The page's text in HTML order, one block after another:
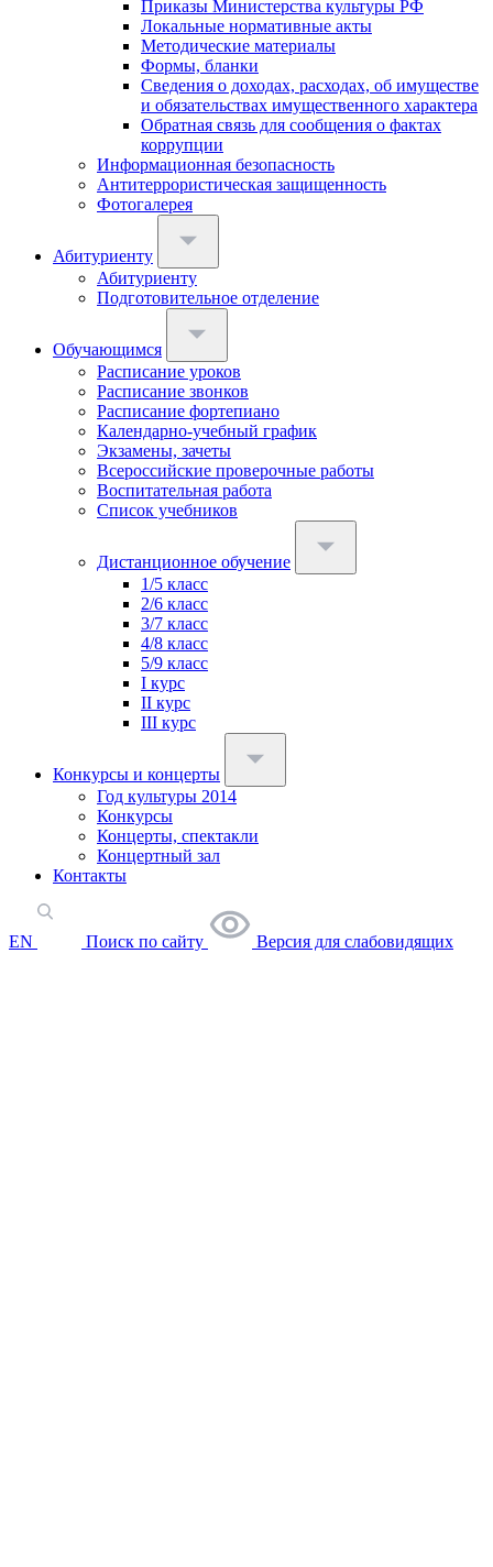
Приказы Министерства культуры РФ
Локальные нормативные акты
Методические материалы
Формы, бланки
Сведения о доходах, расходах, об имуществе
и обязательствах имущественного характера
Обратная связь для сообщения о фактах
коррупции
Информационная безопасность
Антитеррористическая защищенность
Фотогалерея
Абитуриенту
Абитуриенту
Подготовительное отделение
Обучающимся
Расписание уроков
Расписание звонков
Расписание фортепиано
Календарно-учебный график
Экзамены, зачеты
Всероссийские проверочные работы
Воспитательная работа
Список учебников
Дистанционное обучение
1/5 класс
2/6 класс
3/7 класс
4/8 класс
5/9 класс
I курс
II курс
III курс
Конкурсы и концерты
Год культуры 2014
Конкурсы
Концерты, спектакли
Концертный зал
Контакты
EN Поиск по сайту Версия для слабовидящих